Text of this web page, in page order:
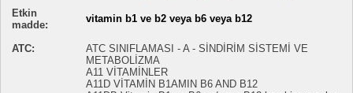
Etkin
madde:
vitamin b1 ve b2 veya b6 veya b12
ATC:
ATC SINIFLAMASI - A - SİNDİRİM SİSTEMİ VE
METABOLİZMA
A11 VİTAMİNLER
A11D VİTAMİN B1AMIN B6 AND B12